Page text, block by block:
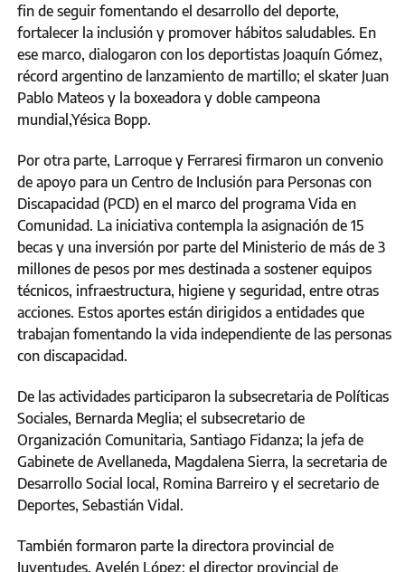
fin de seguir fomentando el desarrollo del deporte,
fortalecer la inclusión y promover hábitos saludables. En
ese marco, dialogaron con los deportistas Joaquín Gómez,
récord argentino de lanzamiento de martillo; el skater Juan
Pablo Mateos y la boxeadora y doble campeona
mundial,Yésica Bopp.
Por otra parte, Larroque y Ferraresi firmaron un convenio
de apoyo para un Centro de Inclusión para Personas con
Discapacidad (PCD) en el marco del programa Vida en
Comunidad. La iniciativa contempla la asignación de 15
becas y una inversión por parte del Ministerio de más de 3
millones de pesos por mes destinada a sostener equipos
técnicos, infraestructura, higiene y seguridad, entre otras
acciones. Estos aportes están dirigidos a entidades que
trabajan fomentando la vida independiente de las personas
con discapacidad.
De las actividades participaron la subsecretaria de Políticas
Sociales, Bernarda Meglia; el subsecretario de
Organización Comunitaria, Santiago Fidanza; la jefa de
Gabinete de Avellaneda, Magdalena Sierra, la secretaria de
Desarrollo Social local, Romina Barreiro y el secretario de
Deportes, Sebastián Vidal.
También formaron parte la directora provincial de
Juventudes, Ayelén López; el director provincial de